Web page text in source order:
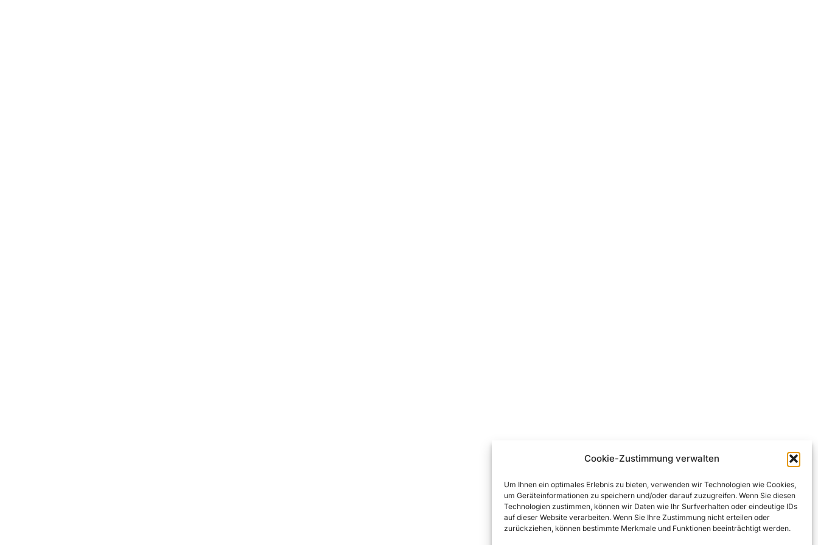
Cookie-Zustimmung verwalten
Um Ihnen ein optimales Erlebnis zu bieten, verwenden wir Technologien wie Cookies,
um Geräteinformationen zu speichern und/oder darauf zuzugreifen. Wenn Sie diesen
Technologien zustimmen, können wir Daten wie Ihr Surfverhalten oder eindeutige IDs
auf dieser Website verarbeiten. Wenn Sie Ihre Zustimmung nicht erteilen oder
zurückziehen, können bestimmte Merkmale und Funktionen beeinträchtigt werden.